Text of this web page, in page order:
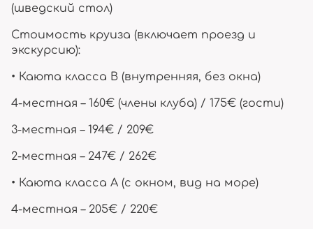
(шведский стол)
Стоимость круиза (включает проезд и
экскурсию):
• Каюта класса B (внутренняя, без окна)
4-местная – 160€ (члены клуба) / 175€ (гости)
3-местная – 194€ / 209€
2-местная – 247€ / 262€
• Каюта класса A (с окном, вид на море)
4-местная – 205€ / 220€